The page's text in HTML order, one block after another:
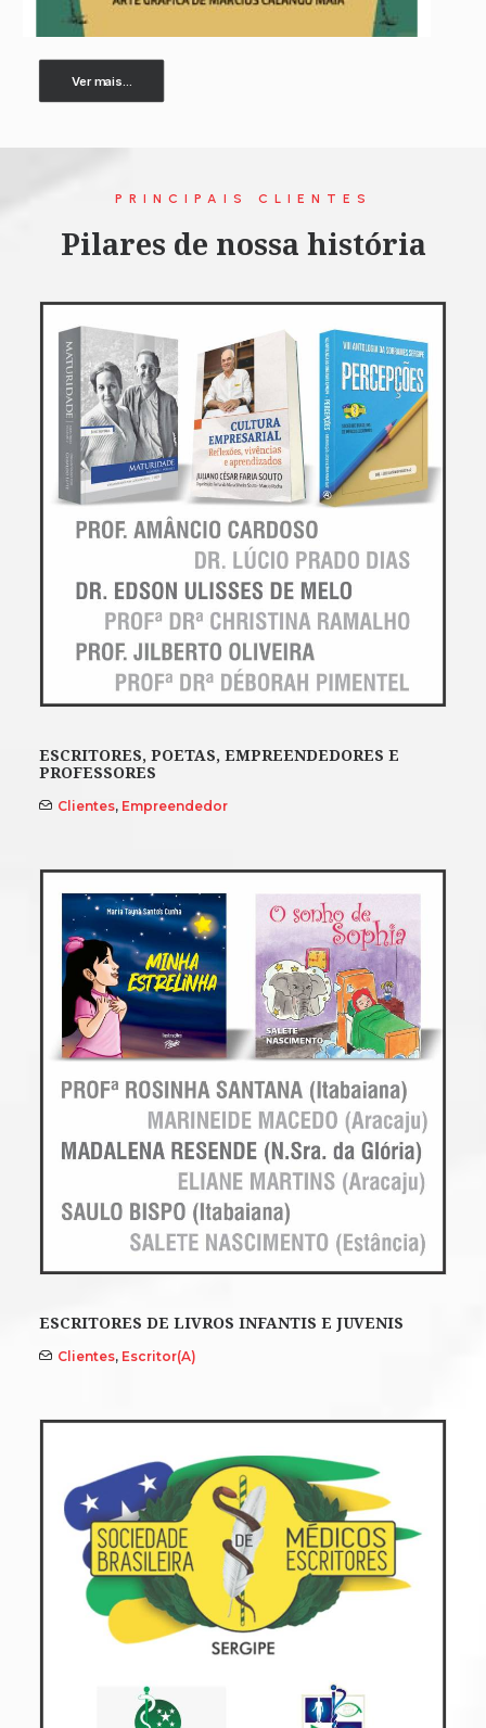
Ver mais...
PRINCIPAIS CLIENTES
Pilares de nossa história
ESCRITORES, POETAS, EMPREENDEDORES E
PROFESSORES
Clientes, Empreendedor
ESCRITORES DE LIVROS INFANTIS E JUVENIS
Clientes, Escritor(a)